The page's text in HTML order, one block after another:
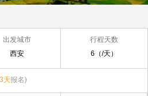
出发城市
西安
行程天数
6（/天）
3天报名)